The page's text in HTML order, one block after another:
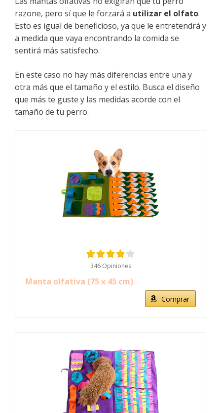
razone, pero sí que le forzará a utilizar el olfato.
Esto es igual de beneficioso, ya que le entretendrá y
a medida que vaya encontrando la comida se
sentirá más satisfecho.
En este caso no hay más diferencias entre una y
otra más que el tamaño y el estilo. Busca el diseño
que más te guste y las medidas acorde con el
tamaño de tu perro.
346 Opiniones
Manta olfativa (75 x 45 cm)
Comprar